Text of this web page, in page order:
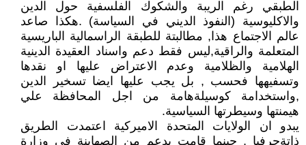
الطبقي رغم الريبة والشكوك الفلسفية حول الدين
والاكليوسية (النفوذ الديني في السياسة) .هكذا صاعد
عالم الاجتماع هذا, مطالبتة للطبقة الراسمالية الباريسية
المتعلمة والراقية,ليس فقط دعم واسناد العقيدة الدينية
الهلامية والظلامية وعدم الاعتراض عليها او نقدها
وتسفيهها فحسب , بل يجب عليها ايضا تسخير الدين
,واستخدامة كوسيلةهامة من اجل المحافظة علي
هيمنتها وسيطرتها السياسية.
يبدو ان الولايات المتحدة الاميركية اعتمدت الطريق
ذاتةحرفيا , حينما قامت بدعم من الصهاينة في وزارة